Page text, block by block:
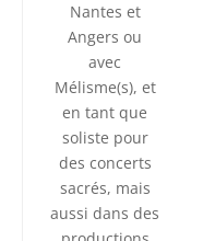
Nantes et
Angers ou
avec
Mélisme(s), et
en tant que
soliste pour
des concerts
sacrés, mais
aussi dans des